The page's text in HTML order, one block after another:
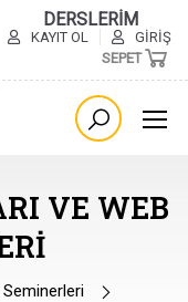
DERSLERİM
KAYIT OL
GIRIŞ
SEPET
VE WEB
Seminerleri